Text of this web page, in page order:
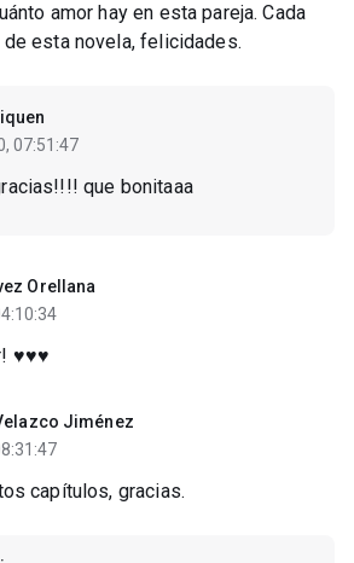
amor hay en esta pareja. Cada
de esta novela, felicidades.
07:51:47
que bonitaaa
Orellana
♥️♥️♥️
Jiménez
capítulos, gracias.